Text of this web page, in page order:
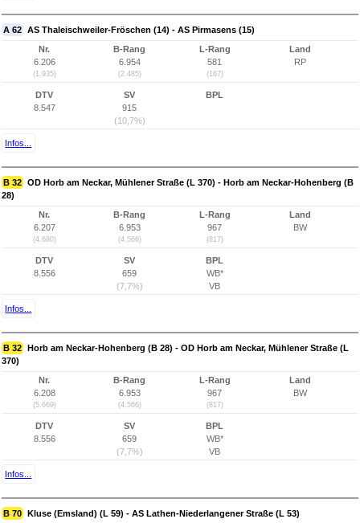
A 62 AS Thaleischweiler-Fröschen (14) - AS Pirmasens (15)
Nr.
6.206
(1.935)
B-Rang
6.954
(2.485)
L-Rang
581
(167)
Land
RP
DTV
8.547
SV
915
(10,7%)
BPL
Infos...
B 32 OD Horb am Neckar, Mühlener Straße (L 370) - Horb am Neckar-Hohenberg (B
28)
Nr.
6.207
(4.680)
B-Rang
6.953
(4.566)
L-Rang
967
(817)
Land
BW
DTV
8.556
SV
659
(7,7%)
BPL
WB*
VB
Infos...
B 32 Horb am Neckar-Hohenberg (B 28) - OD Horb am Neckar, Mühlener Straße (L
370)
Nr.
6.208
(5.669)
B-Rang
6.953
(4.566)
L-Rang
967
(817)
Land
BW
DTV
8.556
SV
659
(7,7%)
BPL
WB*
VB
Infos...
B 70 Kluse (Emsland) (L 59) - AS Lathen-Niederlangener Straße (L 53)